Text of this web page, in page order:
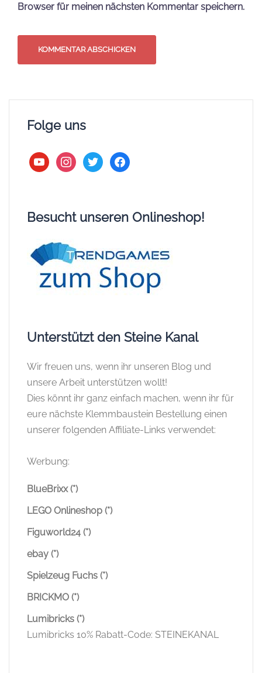
Browser für meinen nächsten Kommentar speichern.
Folge uns
youtubeinstagram
twitter facebook
Besucht unseren Onlineshop!
Unterstützt den Steine Kanal
Wir freuen uns, wenn ihr unseren Blog und
unsere Arbeit unterstützen wollt!
Dies könnt ihr ganz einfach machen, wenn ihr für
eure nächste Klemmbaustein Bestellung einen
unserer folgenden Affiliate-Links verwendet:
Werbung:
BlueBrixx (*)
LEGO Onlineshop (*)
Figuworld24 (*)
ebay (*)
Spielzeug Fuchs (*)
BRICKMO (*)
Lumibricks (*)
Lumibricks 10% Rabatt-Code: STEINEKANAL